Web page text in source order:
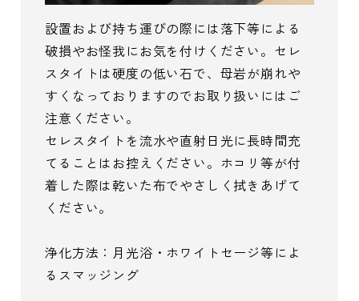
設置および持ち運びの際には落下等による
破損やお怪我にお気を付けください。セレ
スタイトは硬度の低い石で、母岩が崩れや
すくなっておりますのでお取り扱いにはご
注意ください。
セレスタイトを流水や直射日光に長時間充
てることはお控えください。ホコリ等が付
着した際は乾いた布でやさしく拭きあげて
ください。
浄化方法：月光浴・ホワイトセージ等によ
るスマッジング